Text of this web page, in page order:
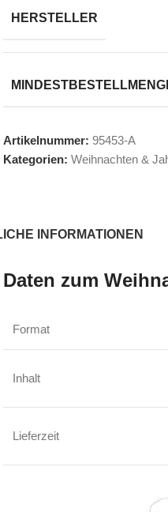
HERSTELLER
Artikelnummer: 95453-A
Kategorien: Weihnachten &
INFORMATIONEN
Daten zum
Format
Inhalt
Lieferzeit